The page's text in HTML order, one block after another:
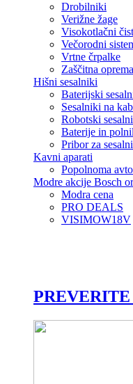
Drobilniki
Verižne žage
Visokotlačni
Večorodni
Vrtne črpalke
Zaščitna oprema
Hišni sesalniki
Baterijski
Sesalniki na
Robotski
Baterije in
Pribor za
Kavni aparati
Popolnoma
Modre akcije Bosch
Modra cena
PRO DEALS
VISIMOW18V